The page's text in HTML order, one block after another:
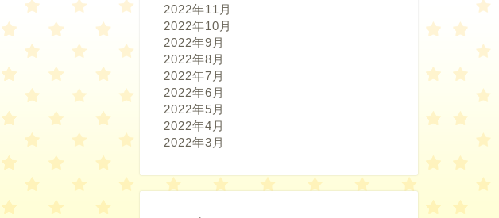
2022年11月
2022年10月
2022年9月
2022年8月
2022年7月
2022年6月
2022年5月
2022年4月
2022年3月